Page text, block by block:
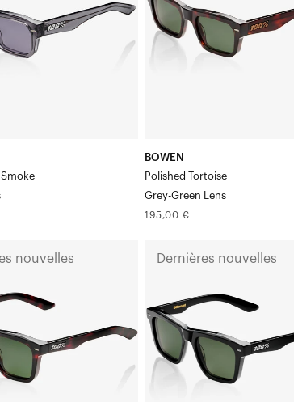
Smoke
Tortoise
BOWEN
Polished Tortoise
Grey-Green Lens
Prix
195,00 €
nouvelles Dernières nouvelles
ATSUTA
noir-
gris-
vert